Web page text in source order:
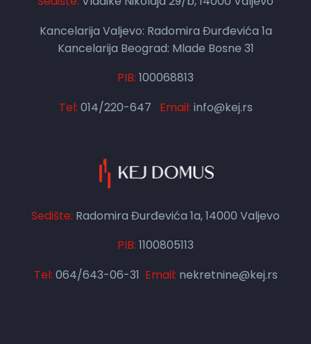
Kancelarija Valjevo: Radomira Đurđevića 1a
Kancelarija Beograd: Mlade Bosne 31
PIB: 100068813
Tel: 014/220-647 Email: info@kej.rs
Sedište: Radomira Đurđevića 1a, 14000 Valjevo
PIB: 1100805113
Tel: 064/643-06-31 Email: nekretnine@kej.rs